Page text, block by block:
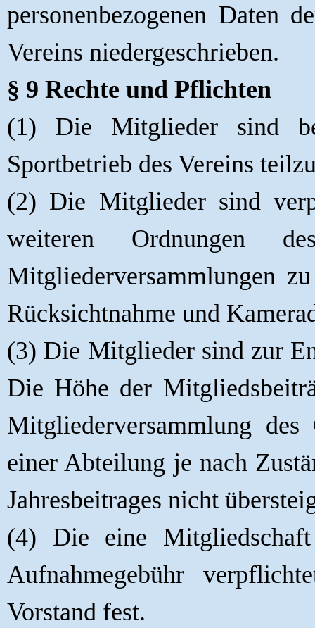
personenbezogenen Daten
Vereins niedergeschrieben.
§ 9 Rechte und Pflichten
(1) Die Mitglieder sind
Sportbetrieb des Vereins
(2) Die Mitglieder sind
weiteren Ordnungen
Mitgliederversammlungen
Rücksichtnahme und
(3) Die Mitglieder sind zur
Die Höhe der
Mitgliederversammlung
einer Abteilung je nach
Jahresbeitrages nicht
(4) Die eine
Aufnahmegebühr
Vorstand fest.